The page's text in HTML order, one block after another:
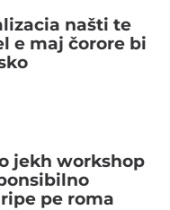
našti te
e maj čorore bi
jekh workshop
pe roma